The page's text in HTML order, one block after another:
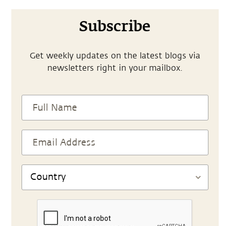
Subscribe
Get weekly updates on the latest blogs via
newsletters right in your mailbox.